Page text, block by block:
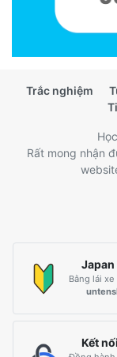
Trắc nghiệm
Rất mong nhận
Bằng lái xe
Kết